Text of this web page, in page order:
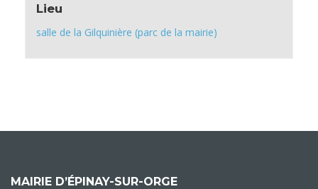
Lieu
salle de la Gilquinière (parc de la mairie)
MAIRIE D’ÉPINAY-SUR-ORGE